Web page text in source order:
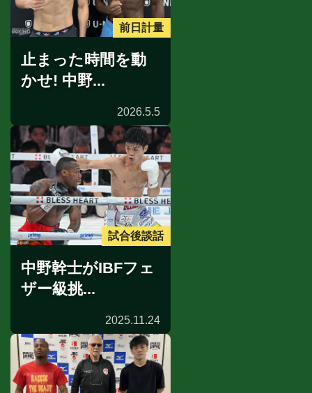
前日計量
止まった時間を動
かせ! 中野...
2026.5.5
試合後談話
中野幹士がIBFフェ
ザー級挑...
2025.11.24